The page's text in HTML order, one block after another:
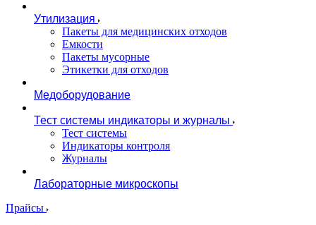
Утилизация
Пакеты для медицинских отходов
Емкости
Пакеты мусорные
Этикетки для отходов
Медоборудование
Тест системы индикаторы и журналы
Тест системы
Индикаторы контроля
Журналы
Лабораторные микроскопы
Прайсы